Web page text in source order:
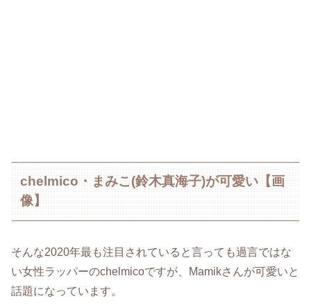
chelmico・まみこ(鈴木真海子)が可愛い【画
像】
そんな2020年最も注目されていると言っても過言ではな
い女性ラッパーのchelmicoですが、Mamikさんが可愛いと
話題になっています。